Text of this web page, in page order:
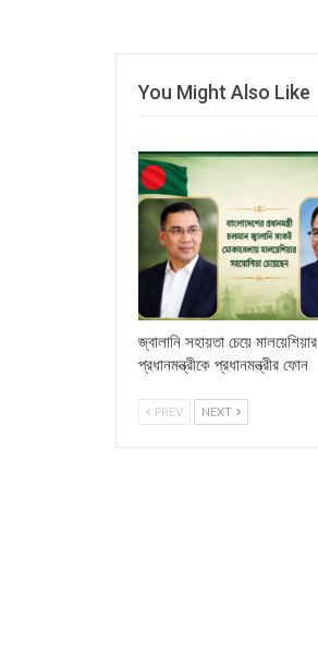
You Might Also Like
জ্বালানি সহায়তা চেয়ে মালয়েশিয়ার
প্রধানমন্ত্রীকে প্রধানমন্ত্রীর ফোন
PREV NEXT